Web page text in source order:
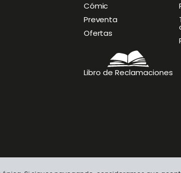
u
Cómic
Preventa
Ofertas
Libro de Reclamaciones